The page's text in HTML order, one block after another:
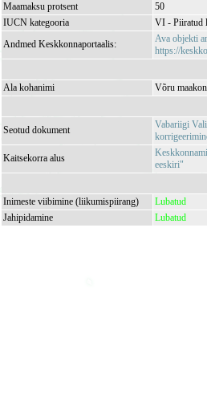
Maamaksu protsent
50
IUCN kategooria
VI - Piiratud
Andmed Keskkonnaportaalis:
Ava objekti
https://
Ala kohanimi
Võru
Seotud dokument
Vabariigi
Kaitsekorra alus
eeskiri"
Inimeste viibimine (liikumispiirang)
Lubatud
Jahipidamine
Lubatud